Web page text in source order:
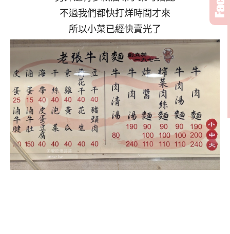
不過我們都快打烊時間才來
所以小菜已經快賣光了